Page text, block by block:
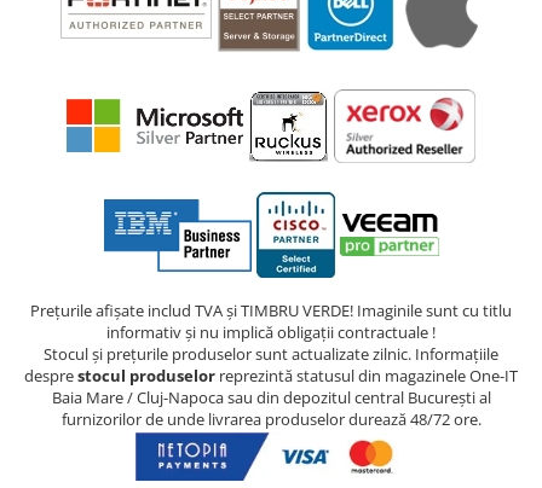
Prețurile afișate includ TVA și TIMBRU VERDE! Imaginile sunt cu titlu
informativ și nu implică obligații contractuale !
Stocul și prețurile produselor sunt actualizate zilnic. Informațiile
desprestocul produselor reprezintă statusul din magazinele One-IT
Baia Mare / Cluj-Napoca sau din depozitul central București al
furnizorilor de unde livrarea produselor durează 48/72 ore.